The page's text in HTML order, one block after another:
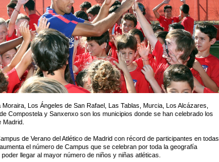
Moraira, Los Ángeles de San Rafael, Las Tablas, Murcia, Los Alcázares,
Compostela y Sanxenxo son los municipios donde se han celebrado los
Madrid.
de Verano del Atlético de Madrid con récord de participantes en todas
el número de Campus que se celebran por toda la geografía
llegar al mayor número de niños y niñas atléticas.